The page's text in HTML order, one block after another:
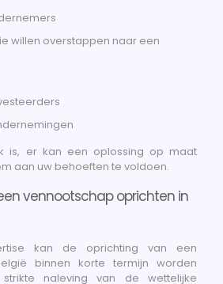
willen overstappen naar een
is, er kan een oplossing op maat
aan uw behoeften te voldoen.
vennootschap oprichten in
kan de oprichting van een
binnen korte termijn worden
naleving van de wettelijke